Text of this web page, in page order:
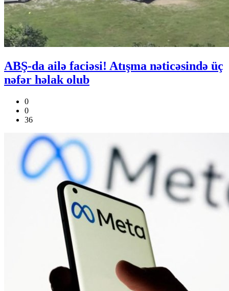
ABŞ-da ailə faciəsi! Atışma nəticəsində üç
nəfər həlak olub
0
0
36